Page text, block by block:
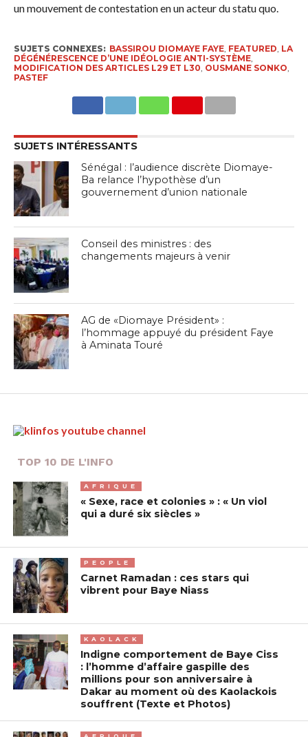
un mouvement de contestation en un acteur du statu quo.
SUJETS CONNEXES: BASSIROU DIOMAYE FAYE, FEATURED, LA
DÉGÉNÉRESCENCE D’UNE IDÉOLOGIE ANTI-SYSTÈME,
MODIFICATION DES ARTICLES L29 ET L30, OUSMANE SONKO,
PASTEF
SUJETS INTÉRESSANTS
Sénégal : l’audience discrète Diomaye-
Ba relance l’hypothèse d’un
gouvernement d’union nationale
Conseil des ministres : des
changements majeurs à venir
AG de «Diomaye Président» :
l’hommage appuyé du président Faye
à Aminata Touré
TOP 10 DE L'INFO
AFRIQUE
« Sexe, race et colonies » : « Un viol
qui a duré six siècles »
PEOPLE
Carnet Ramadan : ces stars qui
vibrent pour Baye Niass
KAOLACK
Indigne comportement de Baye Ciss
: l’homme d’affaire gaspille des
millions pour son anniversaire à
Dakar au moment où des Kaolackois
souffrent (Texte et Photos)